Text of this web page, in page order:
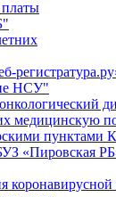
платы
НСУ"
медицинскую
пунктами
«Пировская